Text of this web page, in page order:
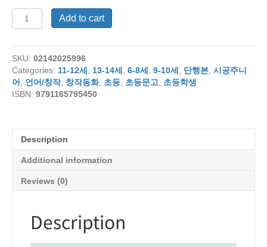
키
드
파
이
3:
진
실
quantity
Add to cart
SKU: 02142025996
Categories: 11-12세 13-14세 6-8세 9-10세 단행본 시공주니
어
언어/창작, 창작동화, 초등 초등문고
초등학생
ISBN: 9791165795450
Description
Additional information
Reviews (0)
Description